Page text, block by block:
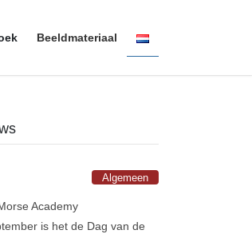
Beeldmateriaal
Algemeen
Academy
is het de Dag van de